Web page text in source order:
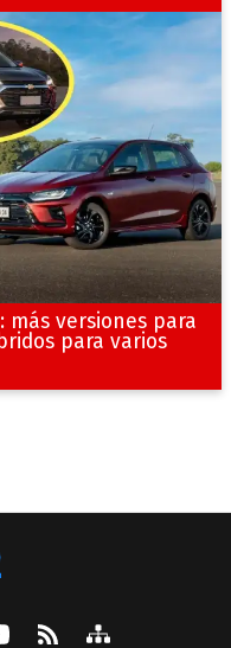
más versiones para
para varios